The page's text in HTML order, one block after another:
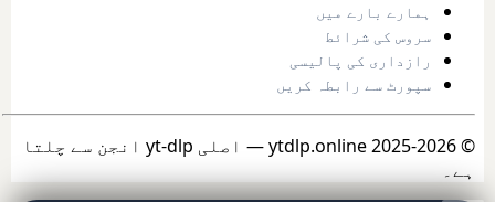
ہمارے بارے میں
سروس کی شرائط
رازداری کی پالیسی
سپورٹ سے رابطہ کریں
© 2025-2026 ytdlp.online — اصلی yt-dlp انجن سے چلتا
ہے۔